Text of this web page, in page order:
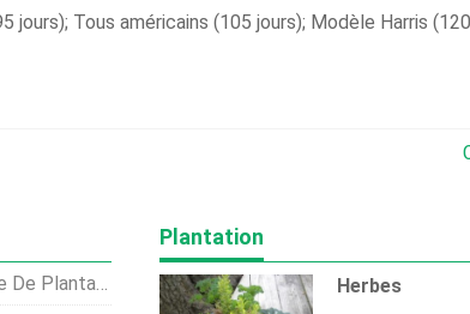
jours); Tous américains (105 jours); Modèle Harris
Plantation
Plantation
Herbes